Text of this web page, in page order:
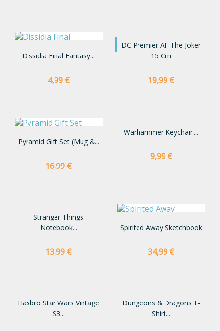
Dissidia Final Fantasy...
Preço
4,99 €
DC Premier AF The Joker
15 Cm
Preço
19,99 €
NOVO
Pyramid Gift Set (Mug &...
Preço
16,99 €
Warhammer Keychain...
Preço
9,99 €
Stranger Things
Notebook...
Preço
13,99 €
Spirited Away Sketchbook
Preço
34,99 €
Hasbro Star Wars Vintage
S3...
Dungeons & Dragons T-
Shirt...